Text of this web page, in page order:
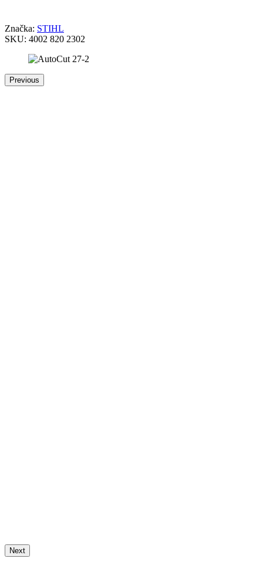
Značka: STIHL
SKU: 4002 820 2302
Previous
Next